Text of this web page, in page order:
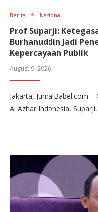
Berita Nasional
Prof Suparji:
Burhanuddin Jadi
Kepercayaan Publik
August 9, 2026
Jakarta, JurnalBabel.com
Al Azhar Indonesia,